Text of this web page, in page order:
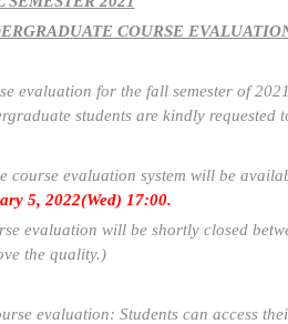
COURSE
evaluation for the fall semester of
students are kindly
course evaluation system will be
5, 2022(Wed) 17:00.
evaluation will be shortly closed
the quality.)
evaluation: Students can access